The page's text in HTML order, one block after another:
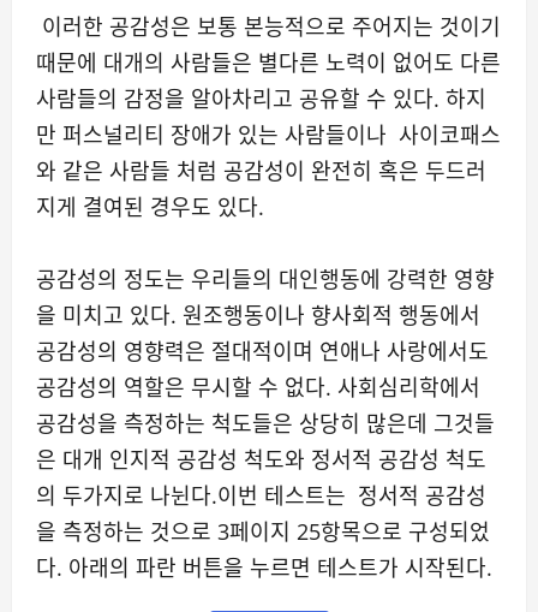
이러한 공감성은 보통 본능적으로 주어지는 것이기
때문에 대개의 사람들은 별다른 노력이 없어도 다른
사람들의 감정을 알아차리고 공유할 수 있다. 하지
만 퍼스널리티 장애가 있는 사람들이나 사이코패스
와 같은 사람들 처럼 공감성이 완전히 혹은 두드러
지게 결여된 경우도 있다.
공감성의 정도는 우리들의 대인행동에 강력한 영향
을 미치고 있다. 원조행동이나 향사회적 행동에서
공감성의 영향력은 절대적이며 연애나 사랑에서도
공감성의 역할은 무시할 수 없다. 사회심리학에서
공감성을 측정하는 척도들은 상당히 많은데 그것들
은 대개 인지적 공감성 척도와 정서적 공감성 척도
의 두가지로 나뉜다.이번 테스트는 정서적 공감성
을 측정하는 것으로 3페이지 25항목으로 구성되었
다. 아래의 파란 버튼을 누르면 테스트가 시작된다.